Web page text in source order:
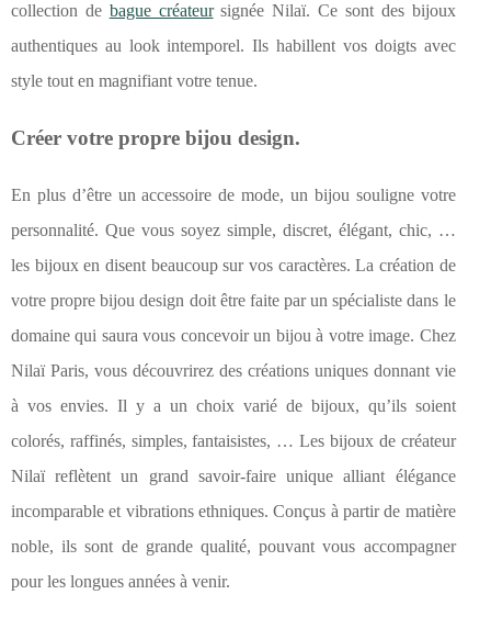
collection de bague créateursignée Nilaï. Ce sont des bijoux
authentiques au look intemporel. Ils habillent vos doigts avec
style tout en magnifiant votre tenue.
Créer votre propre bijou design.
En plus d’être un accessoire de mode, un bijou souligne votre
personnalité. Que vous soyez simple, discret, élégant, chic, …
les bijoux en disent beaucoup sur vos caractères. La création de
votre propre bijou design doit être faite par un spécialiste dans le
domaine qui saura vous concevoir un bijou à votre image. Chez
Nilaï Paris, vous découvrirez des créations uniques donnant vie
à vos envies. Il y a un choix varié de bijoux, qu’ils soient
colorés, raffinés, simples, fantaisistes, … Les bijoux de créateur
Nilaï reflètent un grand savoir-faire unique alliant élégance
incomparable et vibrations ethniques. Conçus à partir de matière
noble, ils sont de grande qualité, pouvant vous accompagner
pour les longues années à venir.